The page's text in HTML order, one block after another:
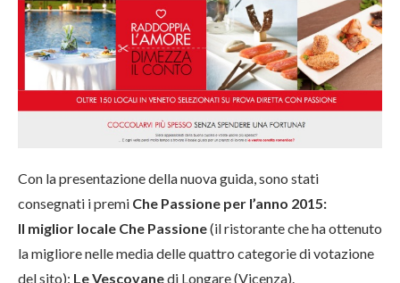
Con la presentazione della nuova guida, sono stati
consegnati i premi Che Passione per l’anno 2015:
Il miglior locale Che Passione(il ristorante che ha ottenuto
la migliore nelle media delle quattro categorie di votazione
del sito): Le Vescovanedi Longare (Vicenza).